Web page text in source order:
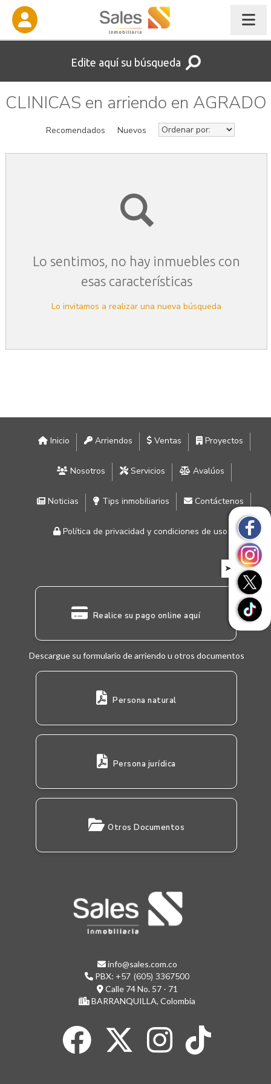
Edite aquí su búsqueda
CLINICAS en arriendo en AGRADO
Recomendados Nuevos
Lo sentimos, no hay inmuebles con
esas características
Lo invitamos a realizar una nueva búsqueda
Inicio Arriendos Ventas Proyectos
Nosotros Servicios Avalúos
Noticias Tips inmobiliarios Contáctenos
Política de privacidad y condiciones de uso
Realice su pago online aquí
Descargue su formulario de arriendo u otros documentos
Persona natural
Persona jurídica
Otros Documentos
info@sales.com.co
PBX: +57 (605) 3367500
Calle 74 No. 57 - 71
BARRANQUILLA, Colombia
➤